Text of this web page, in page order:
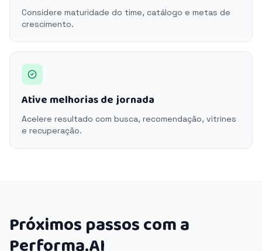
Considere maturidade do time, catálogo e metas de
crescimento.
Ative melhorias de jornada
Acelere resultado com busca, recomendação, vitrines
e recuperação.
Próximos passos com a